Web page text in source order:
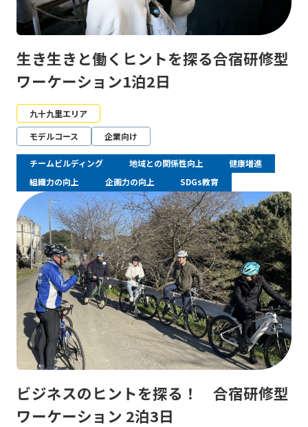
生き生きと働くヒントを探る合宿研修型
ワーケーション1泊2日
九十九里エリア
モデルコース
企業向け
チームビルディング 地域との関係性向上
健康増進
組織力の向上
企画力の向上 SDGs教育
ビジネスのヒントを探る！ 合宿研修型
ワーケーション 2泊3日